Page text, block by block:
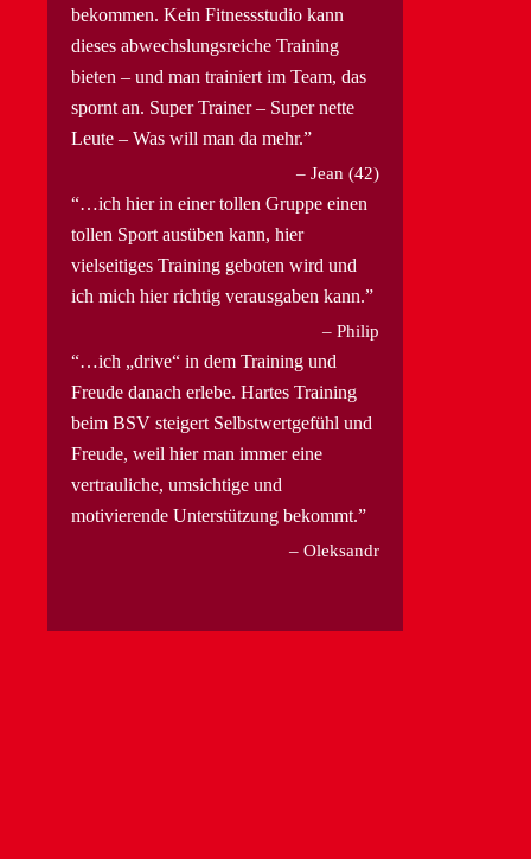
bekommen. Kein Fitnessstudio kann
dieses abwechslungsreiche Training
bieten – und man trainiert im Team, das
spornt an. Super Trainer – Super nette
Leute – Was will man da mehr.
Jean (42)
…ich hier in einer tollen Gruppe einen
tollen Sport ausüben kann, hier
vielseitiges Training geboten wird und
ich mich hier richtig verausgaben kann.
Philip
…ich „drive“ in dem Training und
Freude danach erlebe. Hartes Training
beim BSV steigert Selbstwertgefühl und
Freude, weil hier man immer eine
vertrauliche, umsichtige und
motivierende Unterstützung bekommt.
Oleksandr